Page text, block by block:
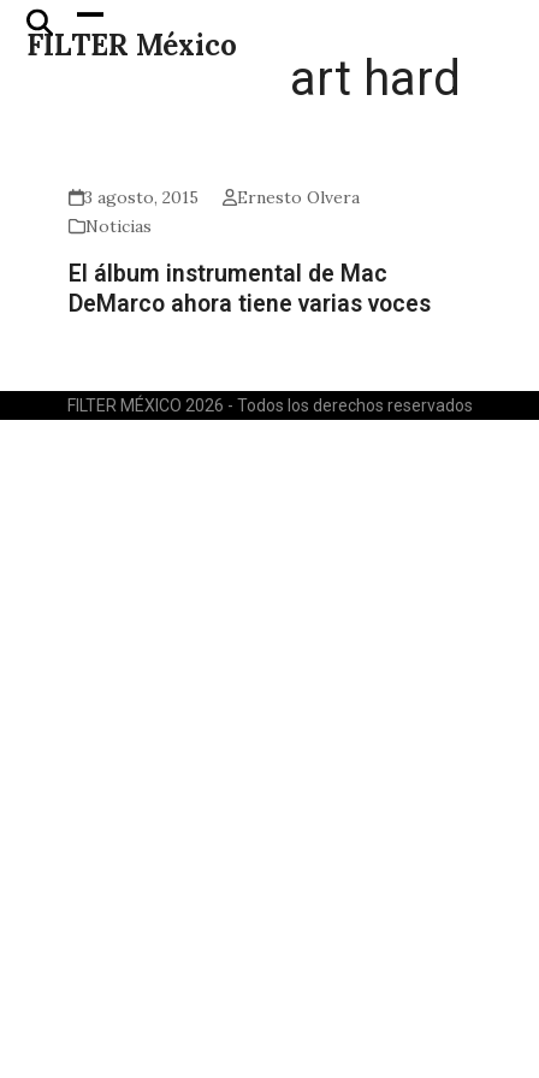
Skip
FILTER México
Open
mobile
Close
mobile
art hard
3 agosto, 2015
Ernesto Olvera
Noticias
El álbum instrumental de Mac
DeMarco ahora tiene varias voces
FILTER MÉXICO 2026 - Todos los derechos reservados